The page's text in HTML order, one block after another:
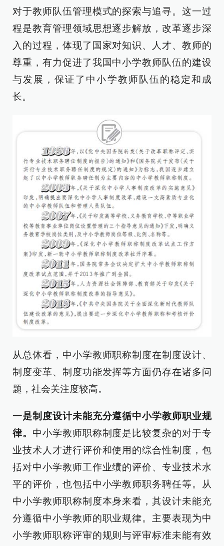
对于教师队伍管理模式的探索与追寻。这一过
程是教育管理领域思想逐步解放，改革逐步深
入的过程，体现了国家对知识、人才、教师的
尊重，有力促进了我国中小学教师队伍的建设
与发展，保证了中小学教师队伍的稳定和成
长。
从总体看，中小学教师职称制度在制度设计、
制度变革、制度功能发挥等方面仍存在诸多问
题，社会关注度较高。
一是制度设计未能充分遵循中小学教师职业规
律。 中小学教师职称制度是比较复杂的对于专
业技术人才进行评价和使用的综合性制度，包
括对中小学教师工作业绩的评价、专业技术水
平的评价，也包括中小学教师职务聘任等。从
中小学教师职称制度本身来看，其设计未能充
分遵循中小学教师的职业规律。主要表现为中
小学教师职称评审的规则与评审标准未能有效